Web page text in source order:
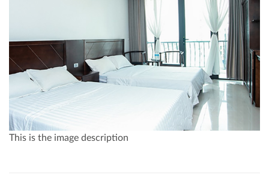
This is the image description